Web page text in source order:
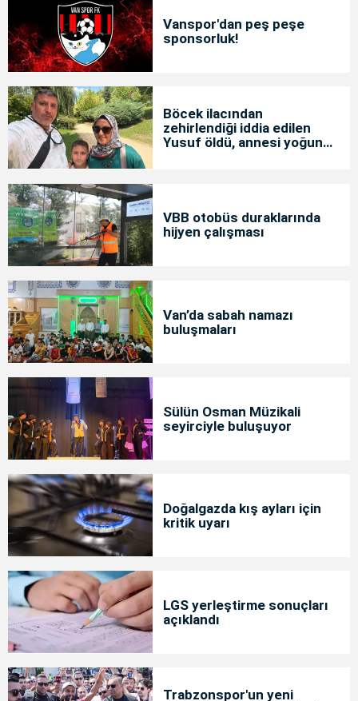
Vanspor'dan peş peşe
sponsorluk!
Böcek ilacından
zehirlendiği iddia edilen
Yusuf öldü, annesi yoğun
VBB otobüs duraklarında
hijyen çalışması
Van’da sabah namazı
buluşmaları
Sülün Osman Müzikali
seyirciyle buluşuyor
Doğalgazda kış ayları için
kritik uyarı
LGS yerleştirme sonuçları
açıklandı
Trabzonspor'un yeni